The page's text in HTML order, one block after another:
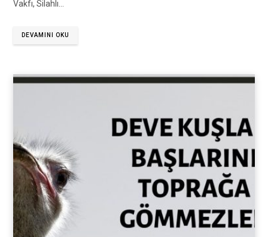
Vakfı, Silahlı…
DEVAMINI OKU